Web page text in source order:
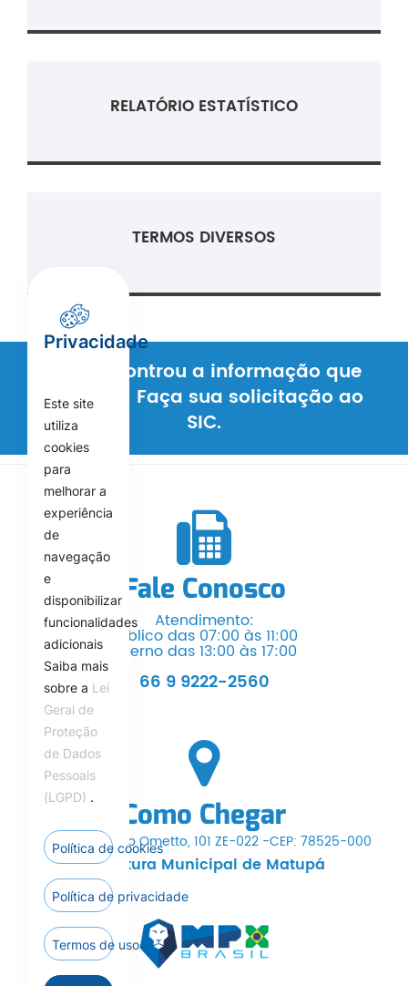
RELATÓRIO ESTATÍSTICO
TERMOS DIVERSOS
Não encontrou a informação que
procura? Faça sua solicitação ao
SIC.
Fale Conosco
Atendimento:
Público das 07:00 às 11:00
Interno das 13:00 às 17:00
66 9 9222-2560
Como Chegar
Av. Dr. Hermínio Ometto, 101 ZE-022 -CEP: 78525-000
Prefeitura Municipal de Matupá
Privacidade
Este site
utiliza
cookies
para
melhorar a
experiência
de
navegação
e
disponibilizar
funcionalidades
adicionais
Saiba mais
sobre a Lei
Geral de
Proteção
de Dados
Pessoais
(LGPD) .
Política de cookies
Política de privacidade
Termos de uso